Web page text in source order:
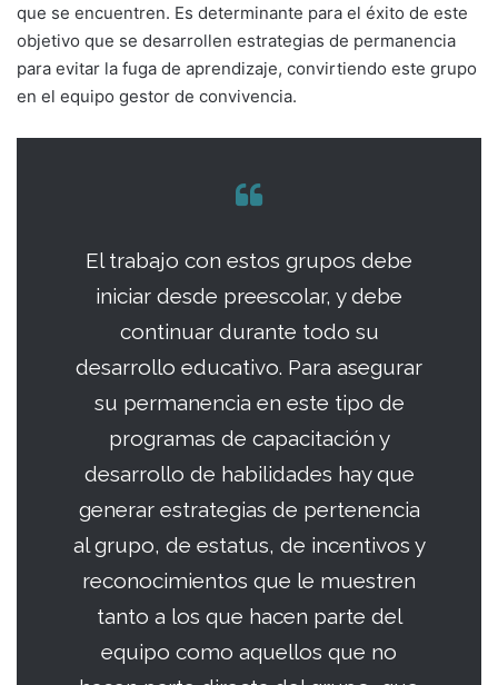
que se encuentren. Es determinante para el éxito de este
objetivo que se desarrollen estrategias de permanencia
para evitar la fuga de aprendizaje, convirtiendo este grupo
en el equipo gestor de convivencia.
El trabajo con estos grupos debe
iniciar desde preescolar, y debe
continuar durante todo su
desarrollo educativo. Para asegurar
su permanencia en este tipo de
programas de capacitación y
desarrollo de habilidades hay que
generar estrategias de pertenencia
al grupo, de estatus, de incentivos y
reconocimientos que le muestren
tanto a los que hacen parte del
equipo como aquellos que no